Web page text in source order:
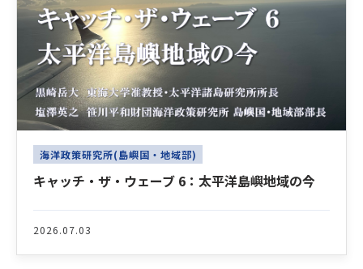
海洋政策研究所(島嶼国・地域部)
キャッチ・ザ・ウェーブ 6：太平洋島嶼地域の今
2026.07.03